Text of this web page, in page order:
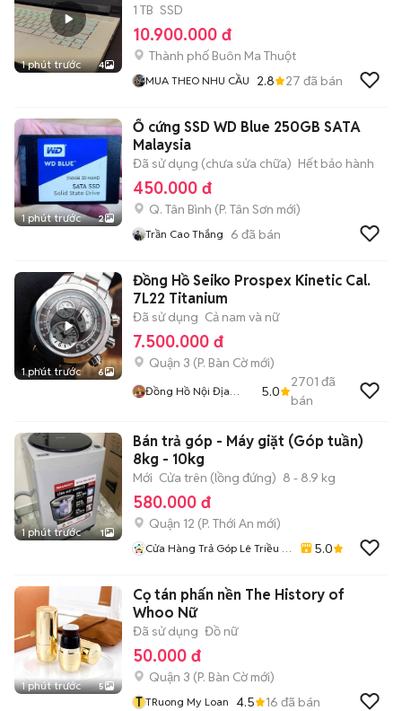
1 phút trước 4
1 TB SSD
10.900.000 đ
Thành phố Buôn Ma Thuột
MUA THEO NHU CẦU 2.8 27 đã bán
1 phút trước 2
Ổ cứng SSD WD Blue 250GB SATA
Malaysia
Đã sử dụng (chưa sửa chữa) Hết bảo hành
450.000 đ
Q. Tân Bình (P. Tân Sơn mới)
Trần Cao Thắng 6 đã bán
1 phút trước 6
Đồng Hồ Seiko Prospex Kinetic Cal.
7L22 Titanium
Đã sử dụng Cả nam và nữ
7.500.000 đ
Quận 3 (P. Bàn Cờmới)
Đồng Hồ Nội Địa
5.0
2701 đã
bán
1 phút trước 1
Bán trả góp - Máy giặt (Góp tuần)
8kg - 10kg
Mới Cửa trên (lồng đứng) 8 - 8.9 kg
580.000 đ
Quận 12 (P. Thới An mới)
Cửa Hàng Trả Góp Lê Triều -
5.0
1 phút trước 5
Cọ tán phấn nền The History of
Whoo Nữ
Đã sử dụng Đồ nữ
50.000 đ
Quận 3 (P. Bàn Cờmới)
T TRuong My Loan 4.5 16 đã bán